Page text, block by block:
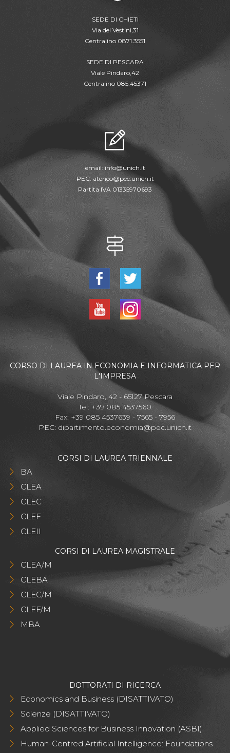
SEDE DI CHIETI
Via dei Vestini,31
Centralino 0871.3551
SEDE DI PESCARA
Viale Pindaro,42
Centralino 085.45371
email: info@unich.it
PEC: ateneo@pec.unich.it
Partita IVA 01335970693
CORSO DI LAUREA IN ECONOMIA E INFORMATICA PER
L'IMPRESA
Viale Pindaro, 42 - 65127 Pescara
Tel: +39 085 4537560
Fax: +39 085 4537639 - 7565 - 7956
PEC: dipartimento.economia@pec.unich.it
CORSI DI LAUREA TRIENNALE
BA
CLEA
CLEC
CLEF
CLEII
CORSI DI LAUREA MAGISTRALE
CLEA/M
CLEBA
CLEC/M
CLEF/M
MBA
DOTTORATI DI RICERCA
Economics and Business (DISATTIVATO)
Scienze (DISATTIVATO)
Applied Sciences for Business Innovation (ASBI)
Human-Centred Artificial Intelligence: Foundations